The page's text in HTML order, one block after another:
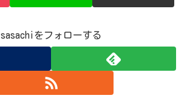
sasachiをフォローする